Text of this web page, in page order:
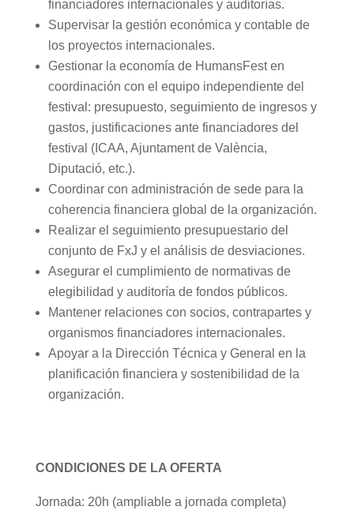
financiadores internacionales y auditorías.
Supervisar la gestión económica y contable de
los proyectos internacionales.
Gestionar la economía de HumansFest en
coordinación con el equipo independiente del
festival: presupuesto, seguimiento de ingresos y
gastos, justificaciones ante financiadores del
festival (ICAA, Ajuntament de València,
Diputació, etc.).
Coordinar con administración de sede para la
coherencia financiera global de la organización.
Realizar el seguimiento presupuestario del
conjunto de FxJ y el análisis de desviaciones.
Asegurar el cumplimiento de normativas de
elegibilidad y auditoría de fondos públicos.
Mantener relaciones con socios, contrapartes y
organismos financiadores internacionales.
Apoyar a la Dirección Técnica y General en la
planificación financiera y sostenibilidad de la
organización.
CONDICIONES DE LA OFERTA
Jornada: 20h (ampliable a jornada completa)